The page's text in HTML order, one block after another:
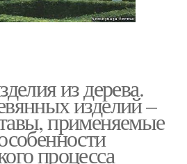
из дерева.
изделий –
применяемые
процесса